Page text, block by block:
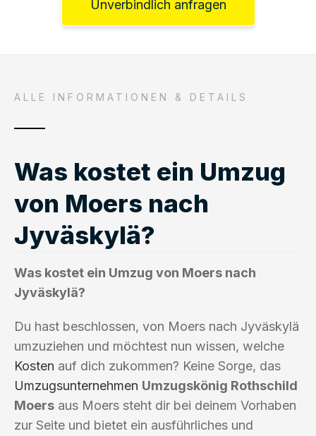
Unverbindlich anfragen
ALLE INFORMATIONEN & DETAILS
Was kostet ein Umzug
von Moers nach
Jyväskylä?
Was kostet ein Umzug von Moers nach
Jyväskylä?
Du hast beschlossen, von Moers nach Jyväskylä
umzuziehen und möchtest nun wissen, welche
Kosten auf dich zukommen? Keine Sorge, das
Umzugsunternehmen Umzugskönig Rothschild
Moers aus Moers steht dir bei deinem Vorhaben
zur Seite und bietet ein ausführliches und